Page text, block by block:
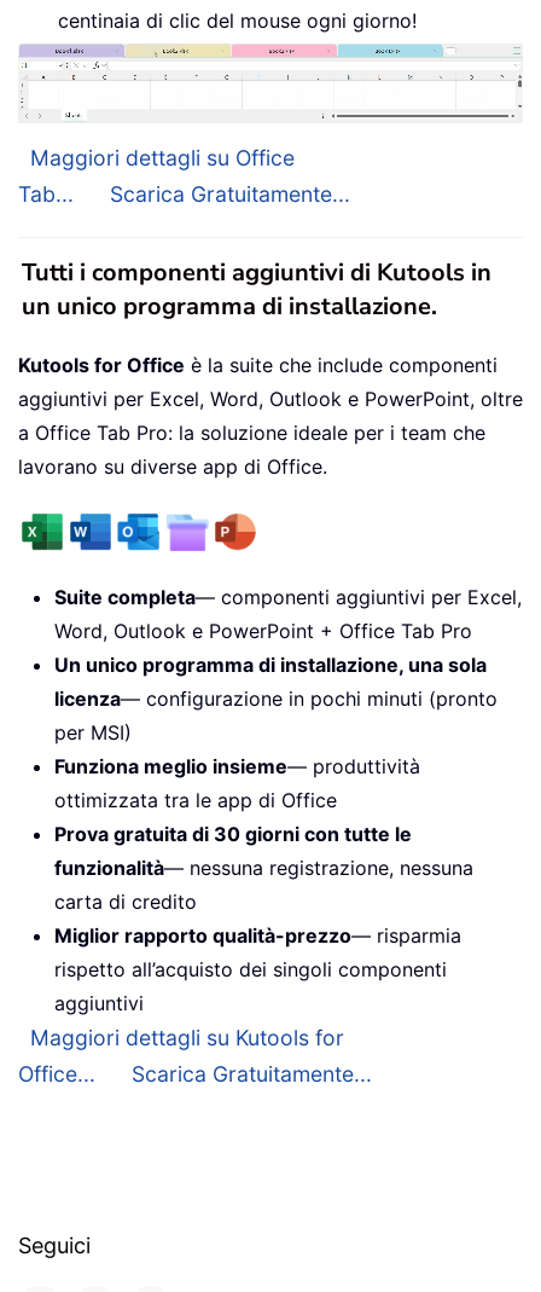
centinaia di clic del mouse ogni giorno!
Maggiori dettagli su Office
Tab...
Scarica Gratuitamente...
Tutti i componenti aggiuntivi di Kutools in
un unico programma di installazione.
Kutools for Office è la suite che include componenti
aggiuntivi per Excel, Word, Outlook e PowerPoint, oltre
a Office Tab Pro: la soluzione ideale per i team che
lavorano su diverse app di Office.
Suite completa— componenti aggiuntivi per Excel,
Word, Outlook e PowerPoint + Office Tab Pro
Un unico programma di installazione, una sola
licenza— configurazione in pochi minuti (pronto
per MSI)
Funziona meglio insieme— produttività
ottimizzata tra le app di Office
Prova gratuita di 30 giorni con tutte le
funzionalità— nessuna registrazione, nessuna
carta di credito
Miglior rapporto qualità-prezzo— risparmia
rispetto all’acquisto dei singoli componenti
aggiuntivi
Maggiori dettagli su Kutools for
Office...
Scarica Gratuitamente...
Seguici